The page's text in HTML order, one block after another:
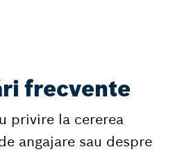
frecvente
privire la cererea
angajare sau despre